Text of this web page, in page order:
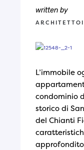
written by
L’immobile
condominio
storico di
del Chianti